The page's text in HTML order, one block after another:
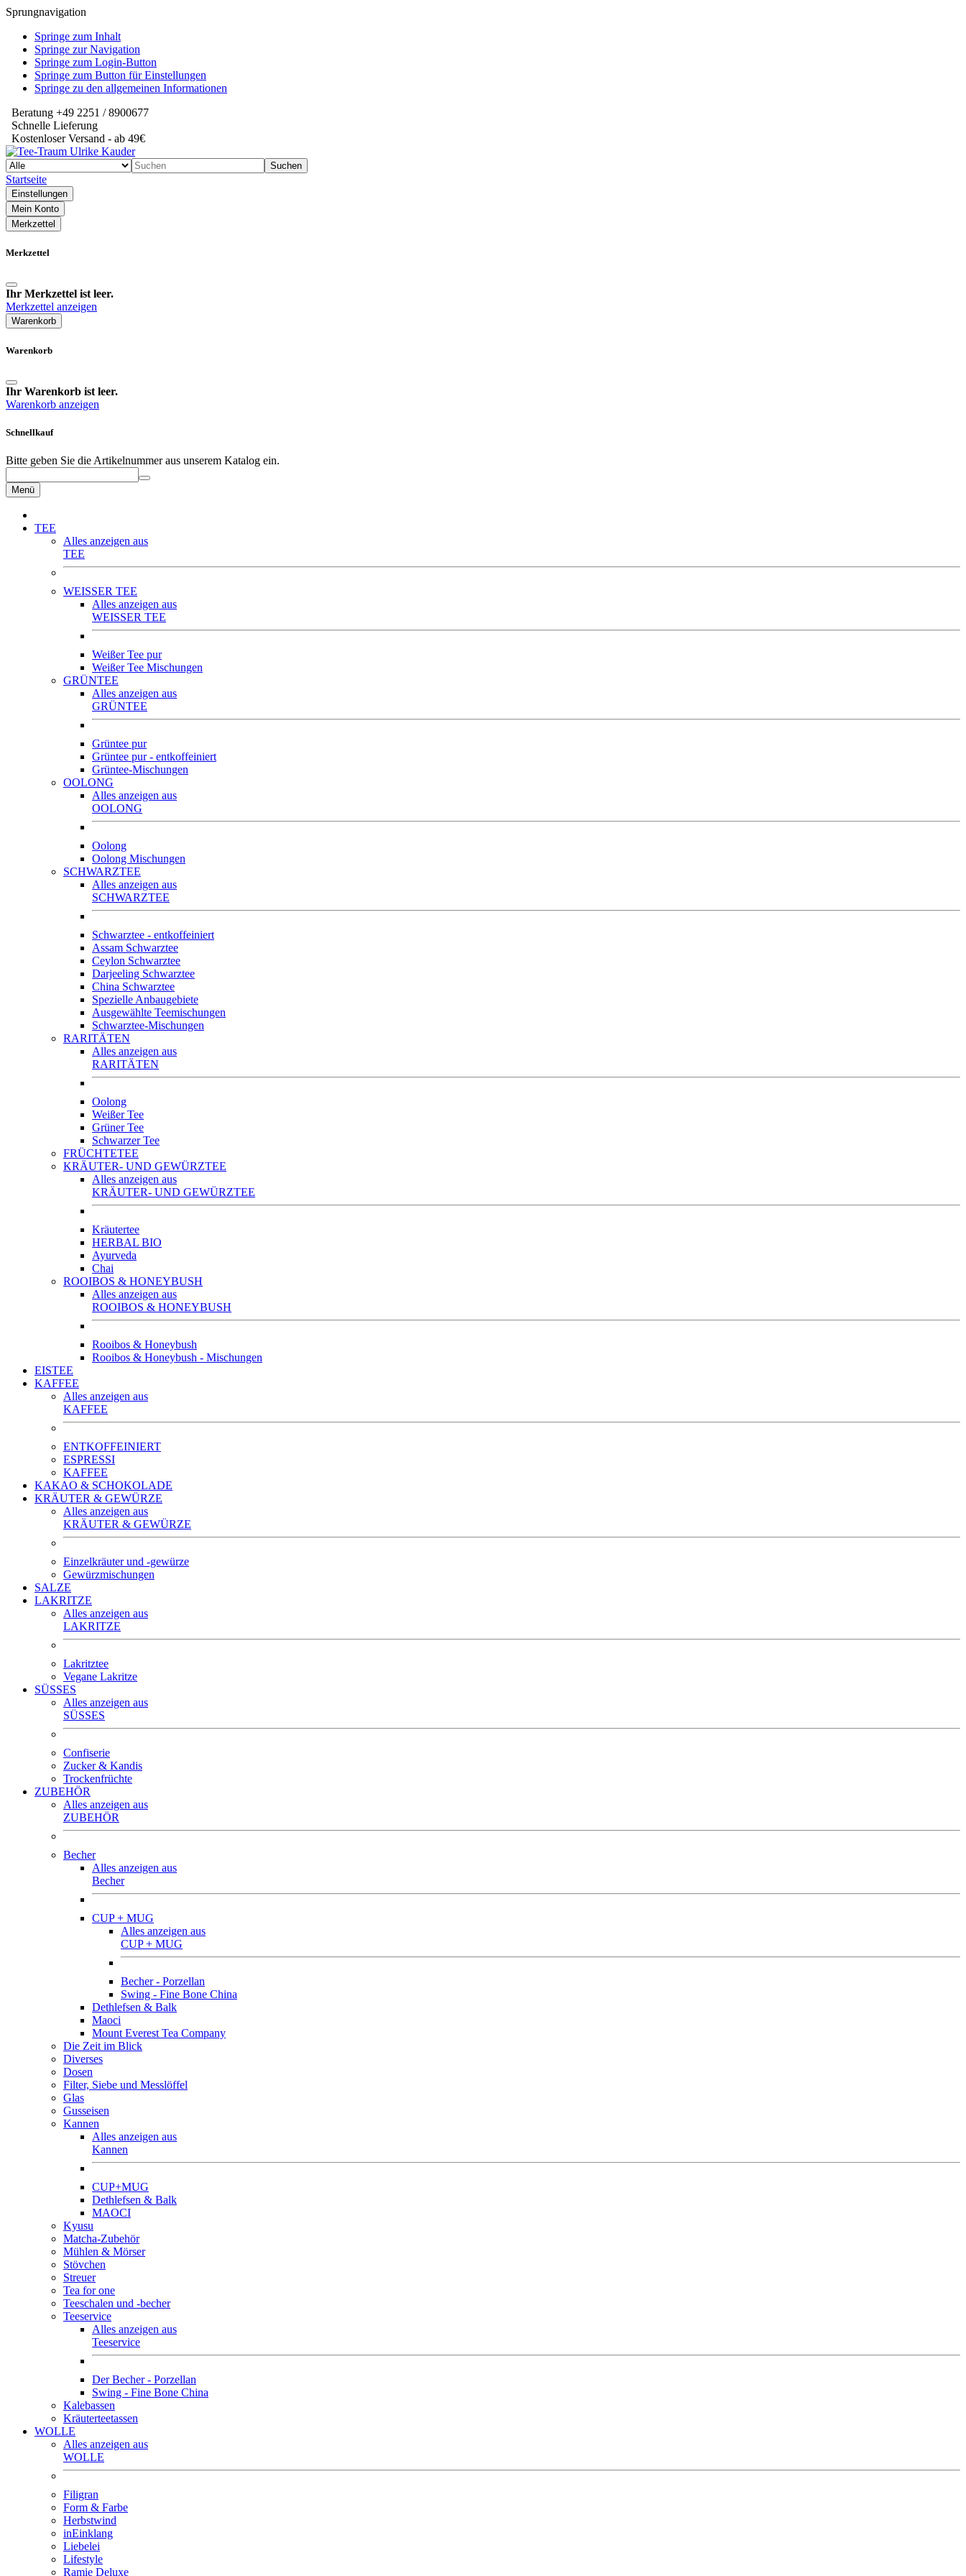
Sprungnavigation
Springe zum Inhalt
Springe zur Navigation
Springe zum Login-Button
Springe zum Button für Einstellungen
Springe zu den allgemeinen Informationen
Beratung +49 2251 / 8900677
Schnelle Lieferung
Kostenloser Versand - ab 49€
Suchen
Startseite
Einstellungen
Mein Konto
Merkzettel
Merkzettel
Ihr Merkzettel ist leer.
Merkzettel anzeigen
Warenkorb
Warenkorb
Ihr Warenkorb ist leer.
Warenkorb anzeigen
Schnellkauf
Bitte geben Sie die Artikelnummer aus unserem Katalog ein.
Menü
TEE
Alles anzeigen aus
TEE
WEISSER TEE
Alles anzeigen aus
WEISSER TEE
Weißer Tee pur
Weißer Tee Mischungen
GRÜNTEE
Alles anzeigen aus
GRÜNTEE
Grüntee pur
Grüntee pur - entkoffeiniert
Grüntee-Mischungen
OOLONG
Alles anzeigen aus
OOLONG
Oolong
Oolong Mischungen
SCHWARZTEE
Alles anzeigen aus
SCHWARZTEE
Schwarztee - entkoffeiniert
Assam Schwarztee
Ceylon Schwarztee
Darjeeling Schwarztee
China Schwarztee
Spezielle Anbaugebiete
Ausgewählte Teemischungen
Schwarztee-Mischungen
RARITÄTEN
Alles anzeigen aus
RARITÄTEN
Oolong
Weißer Tee
Grüner Tee
Schwarzer Tee
FRÜCHTETEE
KRÄUTER- UND GEWÜRZTEE
Alles anzeigen aus
KRÄUTER- UND GEWÜRZTEE
Kräutertee
HERBAL BIO
Ayurveda
Chai
ROOIBOS & HONEYBUSH
Alles anzeigen aus
ROOIBOS & HONEYBUSH
Rooibos & Honeybush
Rooibos & Honeybush - Mischungen
EISTEE
KAFFEE
Alles anzeigen aus
KAFFEE
ENTKOFFEINIERT
ESPRESSI
KAFFEE
KAKAO & SCHOKOLADE
KRÄUTER & GEWÜRZE
Alles anzeigen aus
KRÄUTER & GEWÜRZE
Einzelkräuter und -gewürze
Gewürzmischungen
SALZE
LAKRITZE
Alles anzeigen aus
LAKRITZE
Lakritztee
Vegane Lakritze
SÜSSES
Alles anzeigen aus
SÜSSES
Confiserie
Zucker & Kandis
Trockenfrüchte
ZUBEHÖR
Alles anzeigen aus
ZUBEHÖR
Becher
Alles anzeigen aus
Becher
CUP + MUG
Alles anzeigen aus
CUP + MUG
Becher - Porzellan
Swing - Fine Bone China
Dethlefsen & Balk
Maoci
Mount Everest Tea Company
Die Zeit im Blick
Diverses
Dosen
Filter, Siebe und Messlöffel
Glas
Gusseisen
Kannen
Alles anzeigen aus
Kannen
CUP+MUG
Dethlefsen & Balk
MAOCI
Kyusu
Matcha-Zubehör
Mühlen & Mörser
Stövchen
Streuer
Tea for one
Teeschalen und -becher
Teeservice
Alles anzeigen aus
Teeservice
Der Becher - Porzellan
Swing - Fine Bone China
Kalebassen
Kräuterteetassen
WOLLE
Alles anzeigen aus
WOLLE
Filigran
Form & Farbe
Herbstwind
inEinklang
Liebelei
Lifestyle
Ramie Deluxe